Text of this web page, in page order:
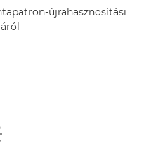
újrahasznosítási